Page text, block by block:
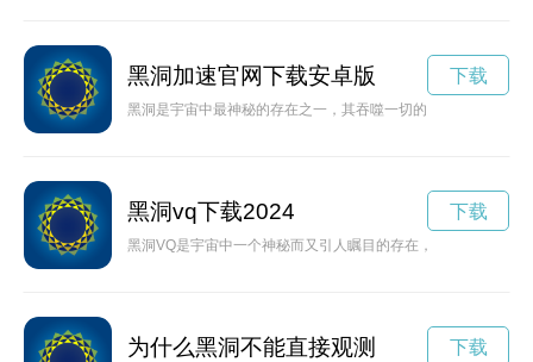
黑洞加速官网下载安卓版
黑洞是宇宙中最神秘的存在之一，其吞噬一切的特性令人叹为
下载
黑洞vq下载2024
黑洞VQ是宇宙中一个神秘而又引人瞩目的存在，科学家们一直
下载
为什么黑洞不能直接观测 下载